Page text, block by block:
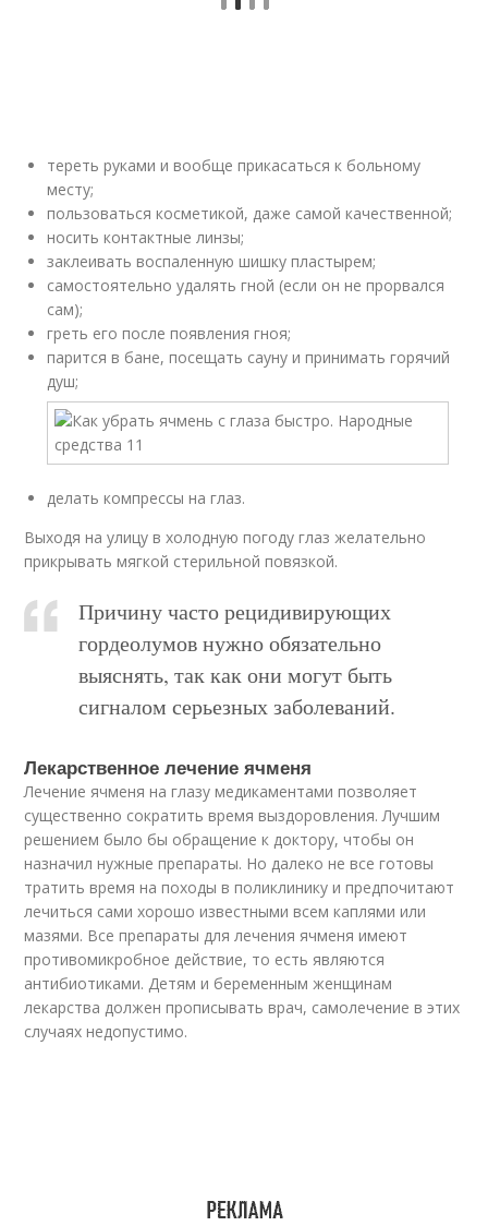
тереть руками и вообще прикасаться к больному
месту;
пользоваться косметикой, даже самой качественной;
носить контактные линзы;
заклеивать воспаленную шишку пластырем;
самостоятельно удалять гной (если он не прорвался
сам);
греть его после появления гноя;
парится в бане, посещать сауну и принимать горячий
душ;
делать компрессы на глаз.
Выходя на улицу в холодную погоду глаз желательно
прикрывать мягкой стерильной повязкой.
Причину часто рецидивирующих
гордеолумов нужно обязательно
выяснять, так как они могут быть
сигналом серьезных заболеваний.
Лекарственное лечение ячменя
Лечение ячменя на глазу медикаментами позволяет
существенно сократить время выздоровления. Лучшим
решением было бы обращение к доктору, чтобы он
назначил нужные препараты. Но далеко не все готовы
тратить время на походы в поликлинику и предпочитают
лечиться сами хорошо известными всем каплями или
мазями. Все препараты для лечения ячменя имеют
противомикробное действие, то есть являются
антибиотиками. Детям и беременным женщинам
лекарства должен прописывать врач, самолечение в этих
случаях недопустимо.